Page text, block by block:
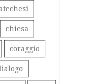
chiesa
coraggio